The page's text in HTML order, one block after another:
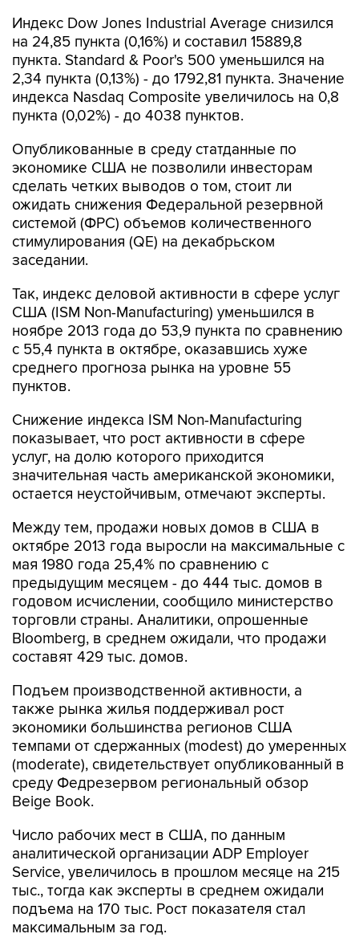
Индекс Dow Jones Industrial Average снизился
на 24,85 пункта (0,16%) и составил 15889,8
пункта. Standard & Poor's 500 уменьшился на
2,34 пункта (0,13%) - до 1792,81 пункта. Значение
индекса Nasdaq Composite увеличилось на 0,8
пункта (0,02%) - до 4038 пунктов.
Опубликованные в среду статданные по
экономике США не позволили инвесторам
сделать четких выводов о том, стоит ли
ожидать снижения Федеральной резервной
системой (ФРС) объемов количественного
стимулирования (QE) на декабрьском
заседании.
Так, индекс деловой активности в сфере услуг
США (ISM Non-Manufacturing) уменьшился в
ноябре 2013 года до 53,9 пункта по сравнению
с 55,4 пункта в октябре, оказавшись хуже
среднего прогноза рынка на уровне 55
пунктов.
Снижение индекса ISM Non-Manufacturing
показывает, что рост активности в сфере
услуг, на долю которого приходится
значительная часть американской экономики,
остается неустойчивым, отмечают эксперты.
Между тем, продажи новых домов в США в
октябре 2013 года выросли на максимальные с
мая 1980 года 25,4% по сравнению с
предыдущим месяцем - до 444 тыс. домов в
годовом исчислении, сообщило министерство
торговли страны. Аналитики, опрошенные
Bloomberg, в среднем ожидали, что продажи
составят 429 тыс. домов.
Подъем производственной активности, а
также рынка жилья поддерживал рост
экономики большинства регионов США
темпами от сдержанных (modest) до умеренных
(moderate), свидетельствует опубликованный в
среду Федрезервом региональный обзор
Beige Book.
Число рабочих мест в США, по данным
аналитической организации ADP Employer
Service, увеличилось в прошлом месяце на 215
тыс., тогда как эксперты в среднем ожидали
подъема на 170 тыс. Рост показателя стал
максимальным за год.